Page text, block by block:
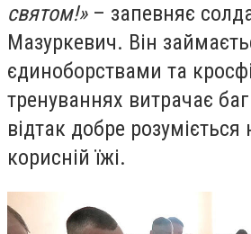
святом!»– запевняє
Мазуркевич. Він
єдиноборствами та
тренуваннях витрачає
відтак добре
корисній їжі.